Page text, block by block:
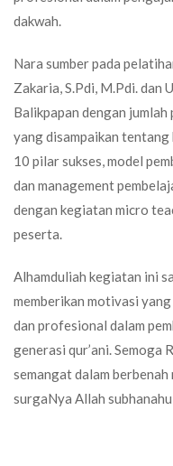
dakwah.
Nara sumber pada
Zakaria, S.Pdi, M.Pdi. dan
Balikpapan dengan
yang disampaikan tentang
10 pilar sukses, model
dan management
dengan kegiatan micro
peserta.
Alhamduliah kegiatan ini
memberikan motivasi
dan profesional dalam
generasi qur’ani. Semoga
semangat dalam
surgaNya Allah